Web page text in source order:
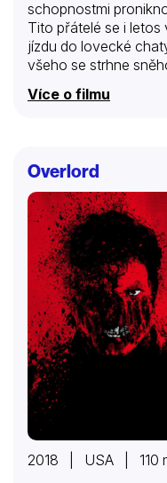
schopnostmi
Tito přátelé se i
jízdu do lovecké
všeho se strhne
nebezpečí, než byla
Více o filmu
Overlord
2018 | USA | 110